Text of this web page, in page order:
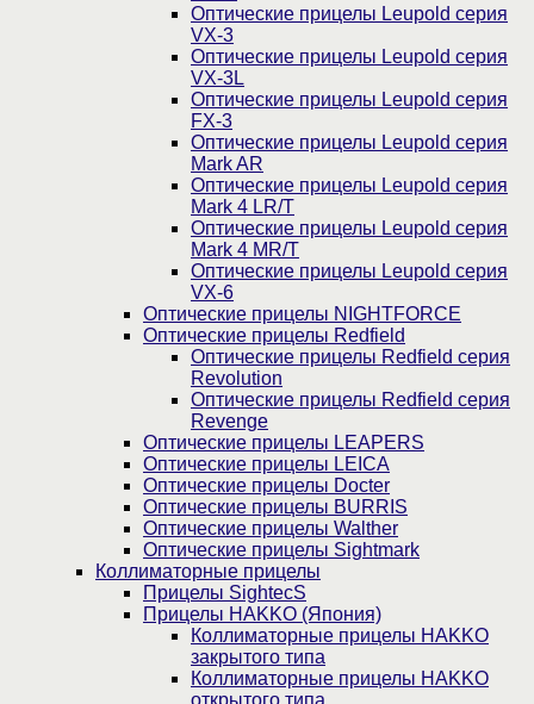
Оптические прицелы Leupold серия
VX-3
Оптические прицелы Leupold серия
VX-3L
Оптические прицелы Leupold серия
FX-3
Оптические прицелы Leupold серия
Mark AR
Оптические прицелы Leupold серия
Mark 4 LR/T
Оптические прицелы Leupold серия
Mark 4 MR/T
Оптические прицелы Leupold серия
VX-6
Оптические прицелы NIGHTFORCE
Оптические прицелы Redfield
Оптические прицелы Redfield серия
Revolution
Оптические прицелы Redfield серия
Revenge
Оптические прицелы LEAPERS
Оптические прицелы LEICA
Оптические прицелы Docter
Оптические прицелы BURRIS
Оптические прицелы Walther
Оптические прицелы Sightmark
Коллиматорные прицелы
Прицелы SightecS
Прицелы HAKKO (Япония)
Коллиматорные прицелы HAKKO
закрытого типа
Коллиматорные прицелы HAKKO